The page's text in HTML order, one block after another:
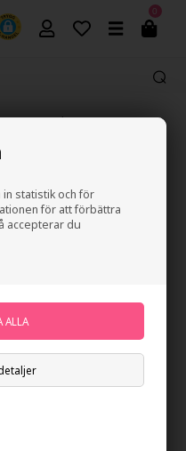
in statistik och för
för att förbättra
accepterar du
0
över 499 kr